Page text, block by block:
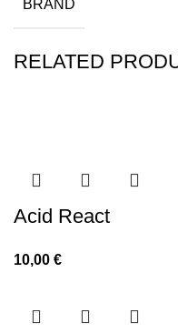
BRAND
RELATED
Acid React
10,00 €